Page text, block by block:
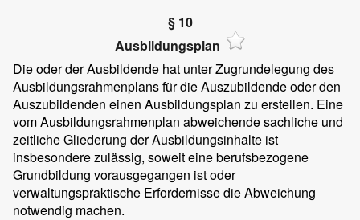
§ 10
Ausbildungsplan
Die oder der Ausbildende hat unter Zugrundelegung des
Ausbildungsrahmenplans für die Auszubildende oder den
Auszubildenden einen Ausbildungsplan zu erstellen. Eine
vom Ausbildungsrahmenplan abweichende sachliche und
zeitliche Gliederung der Ausbildungsinhalte ist
insbesondere zulässig, soweit eine berufsbezogene
Grundbildung vorausgegangen ist oder
verwaltungspraktische Erfordernisse die Abweichung
notwendig machen.